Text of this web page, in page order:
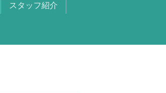
スタッフ紹介